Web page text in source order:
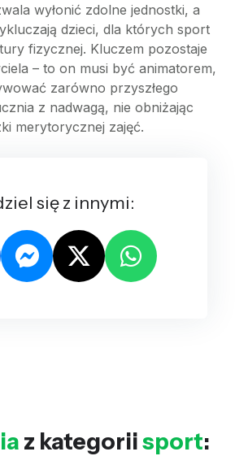
wyłonić zdolne jednostki, a
dzieci, dla których sport
fizycznej. Kluczem pozostaje
– to on musi być animatorem,
zarówno przyszłego
z nadwagą, nie obniżając
merytorycznej zajęć.
się z innymi:
z kategoriisport: